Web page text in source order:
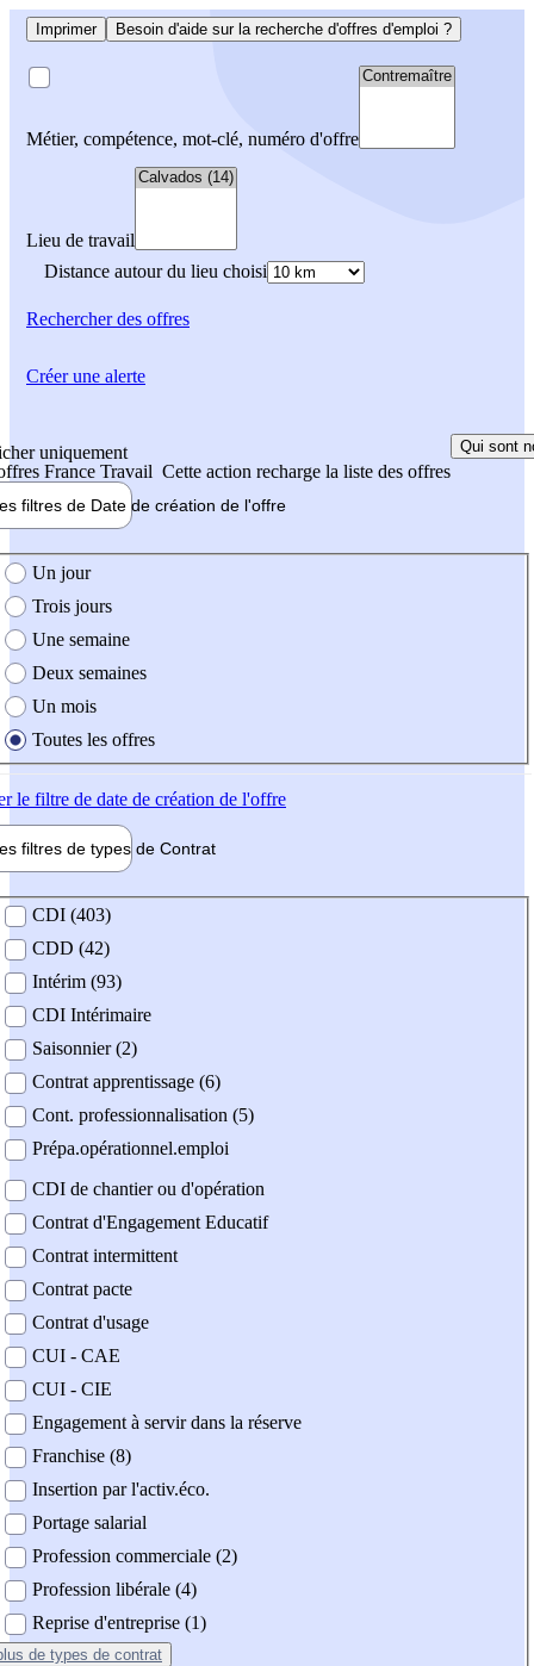
Imprimer Besoin d'aide sur la recherche d'offres d'emploi ?
Métier, compétence, mot-clé, numéro d'offre
Lieu de travail
Distance autour du lieu choisi
Rechercherdes offres
uniquement
France Travail Cette action recharge la liste des offres
Qui sont
filtres de Date de création de l'offre
création de l'offre
Un jour
Trois jours
Une semaine
Deux semaines
Un mois
Toutes les offres
le filtre de date de création de l'offre
filtres de types de Contrat
contrat
CDI (403)
CDD (42)
Intérim (93)
CDI Intérimaire
Saisonnier (2)
Contrat apprentissage (6)
Cont. professionnalisation (5)
Prépa.opérationnel.emploi
CDI de chantier ou d'opération
Contrat d'Engagement Educatif
Contrat intermittent
Contrat pacte
Contrat d'usage
CUI - CAE
CUI - CIE
Engagement à servir dans la réserve
Franchise (8)
Insertion par l'activ.éco.
Portage salarial
Profession commerciale (2)
Profession libérale (4)
Reprise d'entreprise (1)
de types de contrat
Créer une alerte